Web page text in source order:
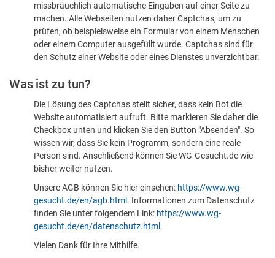
dass
sind
missbräuchlich automatische Eingaben auf einer Seite zu
machen. Alle Webseiten nutzen daher Captchas, um zu
prüfen, ob beispielsweise ein Formular von einem Menschen
oder einem Computer ausgefüllt wurde. Captchas sind für
den Schutz einer Website oder eines Dienstes unverzichtbar.
Was ist zu tun?
Die Lösung des Captchas stellt sicher, dass kein Bot die
Website automatisiert aufruft. Bitte markieren Sie daher die
Checkbox unten und klicken Sie den Button "Absenden". So
wissen wir, dass Sie kein Programm, sondern eine reale
Person sind. Anschließend können Sie WG-Gesucht.de wie
bisher weiter nutzen.
Unsere AGB können Sie hier einsehen: https://www.wg-
gesucht.de/en/agb.html . Informationen zum Datenschutz
finden Sie unter folgendem Link: https://www.wg-
gesucht.de/en/datenschutz.html .
Vielen Dank für Ihre Mithilfe.